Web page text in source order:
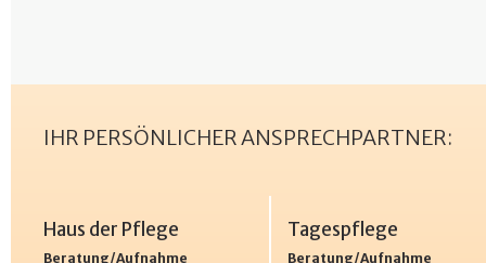
IHR PERSÖNLICHER ANSPRECHPARTNER:
Haus der Pflege
Beratung/Aufnahme
Tagespflege
Beratung/Aufnahme